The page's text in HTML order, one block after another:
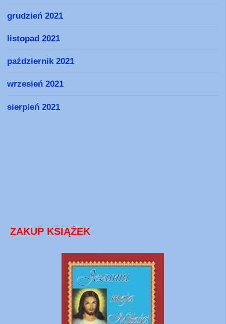
grudzień 2021
listopad 2021
październik 2021
wrzesień 2021
sierpień 2021
ZAKUP KSIĄŻEK